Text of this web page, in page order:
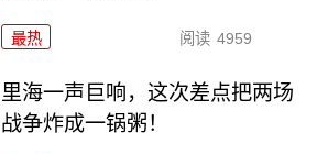
最热 阅读 4959
里海一声巨响，这次差点把两场
战争炸成一锅粥！